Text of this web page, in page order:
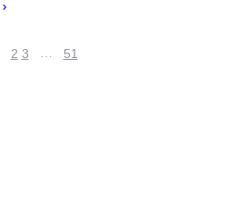
2 3 … 51